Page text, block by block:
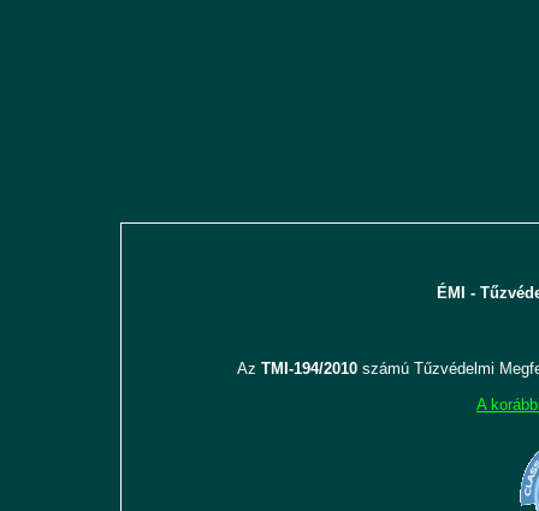
ÉMI -
Az TMI-194/2010 számú Tűzvédelmi
A